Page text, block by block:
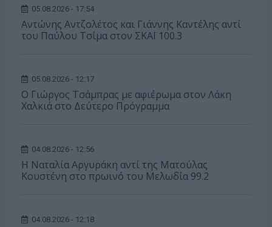
05.08.2026 - 17:54
Αντώνης Αντζολέτος και Γιάννης Καντέλης αντί
του Παύλου Τσίμα στον ΣΚΑΪ 100.3
05.08.2026 - 12:17
O Γιώργος Τσάμπρας με αφιέρωμα στον Λάκη
Χαλκιά στο Δεύτερο Πρόγραμμα
04.08.2026 - 12:56
Η Ναταλία Αργυράκη αντί της Ματούλας
Κουστένη στο πρωινό του Μελωδία 99.2
04.08.2026 - 12:18